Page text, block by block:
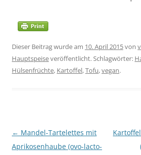
Dieser Beitrag wurde am 10. April 2015von
Hauptspeiseveröffentlicht. Schlagwörter:
Hülsenfrüchte, Kartoffel,Tofu,vegan.
Beitragsnavigation
← Mandel-Tartelettes mit
Aprikosenhaube (ovo-lacto-